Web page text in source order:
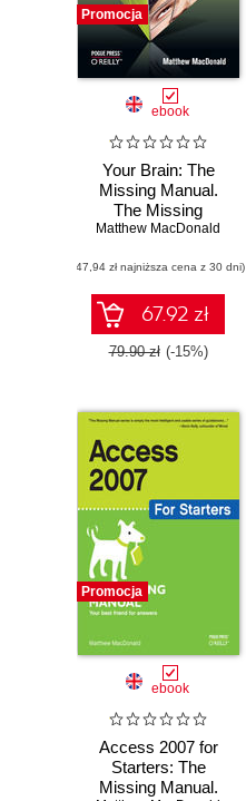
Promocja
ebook
Your Brain: The
Missing Manual.
The Missing
Manual
Matthew MacDonald
(47,94 zł najniższa cena z 30 dni)
67.92 zł
79.90 zł (-15%)
Promocja
ebook
Access 2007 for
Starters: The
Missing Manual.